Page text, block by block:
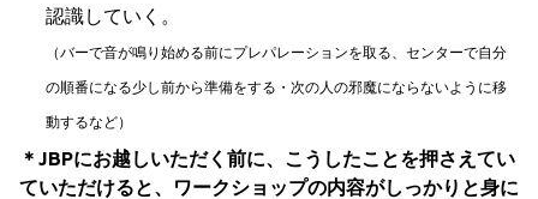
認識していく。
（バーで音が鳴り始める前にプレパレーションを取る、センターで自分
の順番になる少し前から準備をする・次の人の邪魔にならないように移
動するなど）
＊ JBPにお越しいただく前に、こうしたことを押さえてい
ていただけると、ワークショップの内容がしっかりと身に